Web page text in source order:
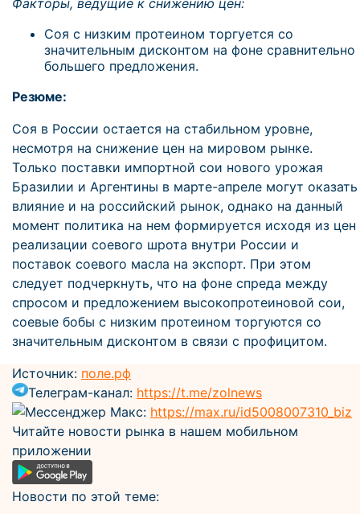
Соя с низким протеином торгуется со
значительным дисконтом на фоне сравнительно
большего предложения.
Резюме:
Соя в России остается на стабильном уровне,
несмотря на снижение цен на мировом рынке.
Только поставки импортной сои нового урожая
Бразилии и Аргентины в марте-апреле могут оказать
влияние и на российский рынок, однако на данный
момент политика на нем формируется исходя из цен
реализации соевого шрота внутри России и
поставок соевого масла на экспорт. При этом
следует подчеркнуть, что на фоне спреда между
спросом и предложением высокопротеиновой сои,
соевые бобы с низким протеином торгуются со
значительным дисконтом в связи с профицитом.
Источник: поле.рф
Телеграм-канал: https://t.me/zolnews
Мессенджер Макс: https://max.ru/id5008007310_biz
Читайте новости рынка в нашем мобильном
приложении
Новости по этой теме: